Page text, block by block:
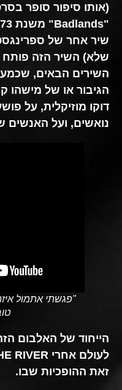
(אותו סיפור סופר
שיר אחר של
השירים הבאים,
הגיבור או של מישהו
דוקו מוזיקלית, על
נואשים, ועל האנשים
"פגשתי אתמול
הייחוד של האלבום
זאת ההופכיות שבו.